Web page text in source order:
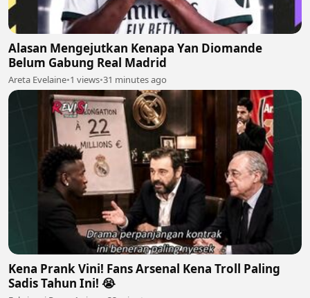
Alasan Mengejutkan Kenapa Yan Diomande
Belum Gabung Real Madrid
Areta Evelaine•1 views•31 minutes ago
Kena Prank Vini! Fans Arsenal Kena Troll Paling
Sadis Tahun Ini! 😭